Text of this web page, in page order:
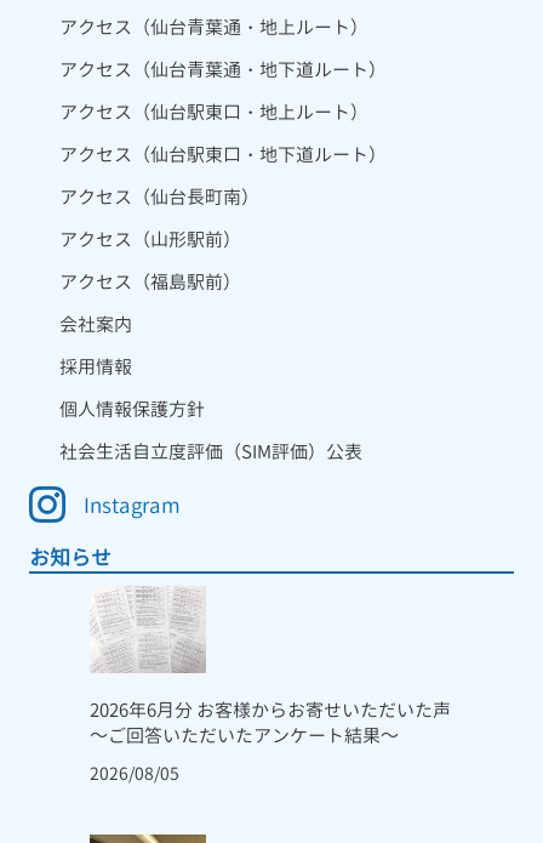
アクセス（仙台青葉通・地上ルート）
アクセス（仙台青葉通・地下道ルート）
アクセス（仙台駅東口・地上ルート）
アクセス（仙台駅東口・地下道ルート）
アクセス（仙台長町南）
アクセス（山形駅前）
アクセス（福島駅前）
会社案内
採用情報
個人情報保護方針
社会生活自立度評価（SIM評価）公表
Instagram
お知らせ
2026年6月分 お客様からお寄せいただいた声
～ご回答いただいたアンケート結果～
2026/08/05